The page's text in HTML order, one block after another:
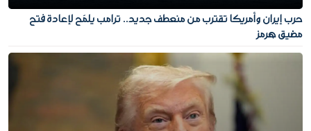
حرب إيران وأمريكا تقترب من منعطف جديد.. ترامب يلمّح لإعادة فتح
مضيق هرمز